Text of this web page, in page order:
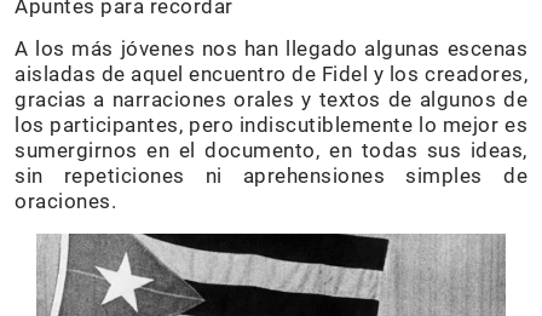
Apuntes para recordar
A los más jóvenes nos han llegado algunas escenas
aisladas de aquel encuentro de Fidel y los creadores,
gracias a narraciones orales y textos de algunos de
los participantes, pero indiscutiblemente lo mejor es
sumergirnos en el documento, en todas sus ideas,
sin repeticiones ni aprehensiones simples de
oraciones.